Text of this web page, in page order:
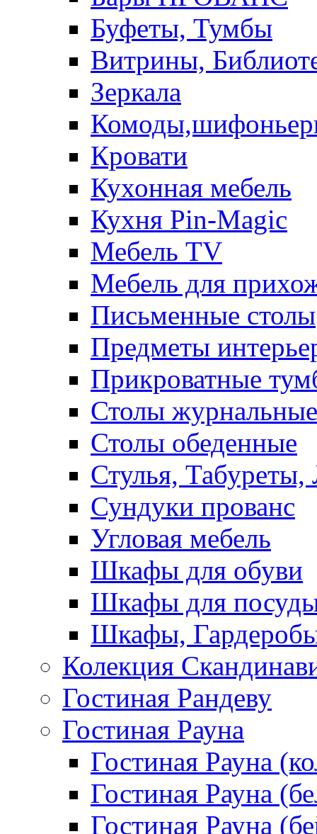
Буфеты, Тумбы
Витрины,
Зеркала
Кровати
Кухонная мебель
Кухня Pin-Magic
Мебель TV
Мебель для
Письменные столы
Предметы
Прикроватные
Столы журнальные
Столы обеденные
Стулья, Табуреты,
Сундуки прованс
Угловая мебель
Шкафы для обуви
Шкафы для
Шкафы,
Колекция
Гостиная Рандеву
Гостиная Рауна
Гостиная Рауна
Гостиная Рауна
Гостиная Рауна